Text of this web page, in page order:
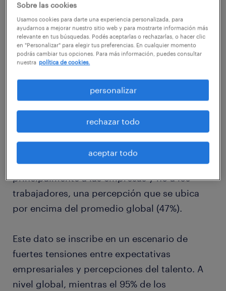
trabajadores a partir de una encuesta a
26.824 personas en 35 países, revela una
brecha de expectativas en el mercado
laboral, en un contexto de aceleración del
impactos y la necesidad de formar a los
trabajadores en habilidades digitales y de IA.
Del relevamiento surge que el 56% del talento
en Uruguay considera que la implementación
de IA en el ámbito laboral beneficiará
principalmente a las empresas y no a los
trabajadores, una percepción que se ubica
por encima del promedio global (47%).
Este dato se inscribe en un escenario de
fuertes tensiones entre expectativas
empresariales y percepciones del talento. A
nivel global, mientras el 95% de los
Sobre las cookies
Usamos cookies para darte una experiencia personalizada, para
ayudarnos a mejorar nuestro sitio web y para mostrarte información más
relevante en tus búsquedas. Podés aceptarlas o rechazarlas, o hacer clic
en "Personalizar" para elegir tus preferencias. En cualquier momento
podrás cambiar tus opciones. Para más información, puedes consultar
nuestra política de cookies.
personalizar
rechazar todo
aceptar todo